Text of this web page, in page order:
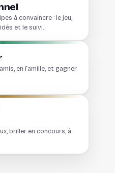
à convaincre : le jeu,
et le suivi.
en famille, et gagner
briller en concours, à